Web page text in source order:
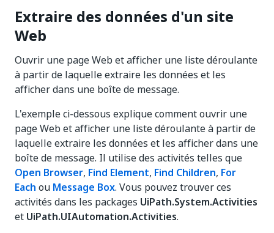
Extraire des données d'un site
Web
Ouvrir une page Web et afficher une liste déroulante
à partir de laquelle extraire les données et les
afficher dans une boîte de message.
L'exemple ci-dessous explique comment ouvrir une
page Web et afficher une liste déroulante à partir de
laquelle extraire les données et les afficher dans une
boîte de message. Il utilise des activités telles que
Open Browser, Find Element, Find Children, For
Each ou Message Box. Vous pouvez trouver ces
activités dans les packages UiPath.System.Activities
et UiPath.UIAutomation.Activities.